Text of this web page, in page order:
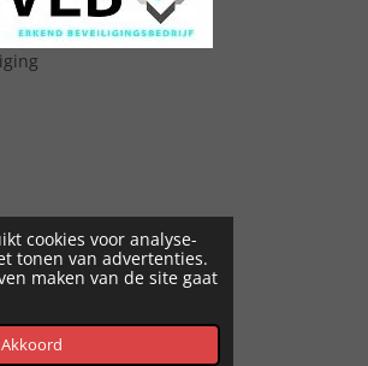
cookies voor analyse-
tonen van advertenties.
maken van de site gaat
Akkoord